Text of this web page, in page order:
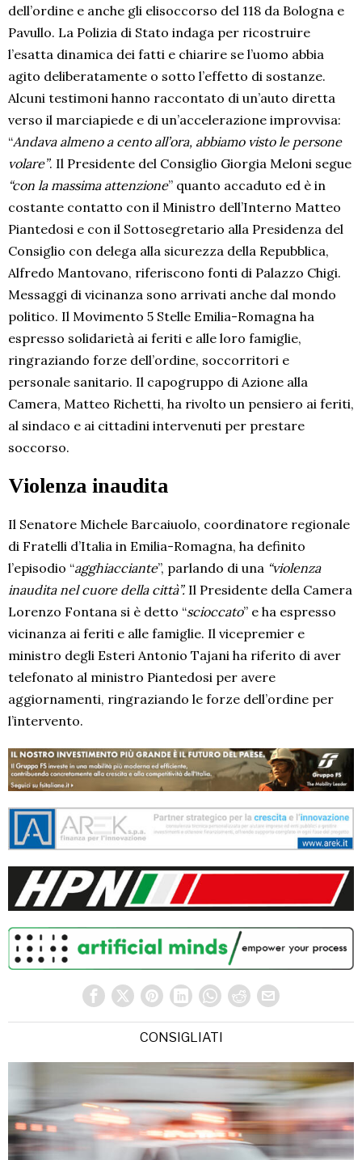
dell’ordine e anche gli elisoccorso del 118 da Bologna e
Pavullo. La Polizia di Stato indaga per ricostruire
l’esatta dinamica dei fatti e chiarire se l’uomo abbia
agito deliberatamente o sotto l’effetto di sostanze.
Alcuni testimoni hanno raccontato di un’auto diretta
verso il marciapiede e di un’accelerazione improvvisa:
“Andava almeno a cento all’ora, abbiamo visto le persone
volare”. Il Presidente del Consiglio Giorgia Meloni segue
“con la massima attenzione” quanto accaduto ed è in
costante contatto con il Ministro dell’Interno Matteo
Piantedosi e con il Sottosegretario alla Presidenza del
Consiglio con delega alla sicurezza della Repubblica,
Alfredo Mantovano, riferiscono fonti di Palazzo Chigi.
Messaggi di vicinanza sono arrivati anche dal mondo
politico. Il Movimento 5 Stelle Emilia-Romagna ha
espresso solidarietà ai feriti e alle loro famiglie,
ringraziando forze dell’ordine, soccorritori e
personale sanitario. Il capogruppo di Azione alla
Camera, Matteo Richetti, ha rivolto un pensiero ai feriti,
al sindaco e ai cittadini intervenuti per prestare
soccorso.
Violenza inaudita
Il Senatore Michele Barcaiuolo, coordinatore regionale
di Fratelli d’Italia in Emilia-Romagna, ha definito
l’episodio “agghiacciante”, parlando di una “violenza
inaudita nel cuore della città”. Il Presidente della Camera
Lorenzo Fontana si è detto “scioccato” e ha espresso
vicinanza ai feriti e alle famiglie. Il vicepremier e
ministro degli Esteri Antonio Tajani ha riferito di aver
telefonato al ministro Piantedosi per avere
aggiornamenti, ringraziando le forze dell’ordine per
l’intervento.
CONSIGLIATI